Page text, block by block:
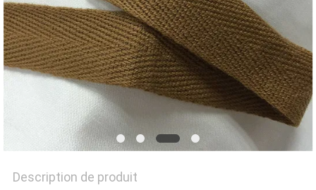
SHOW
PLAN
POLITIQUE
Description de produit